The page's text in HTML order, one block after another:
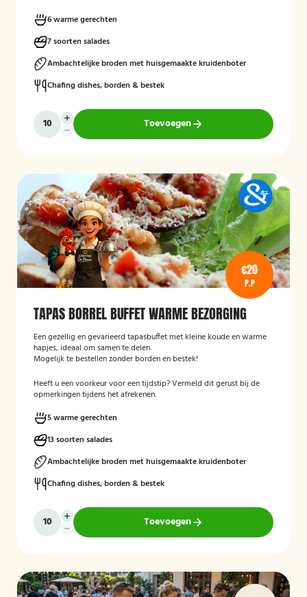
tijdens het afrekenen.heeft u nog vragen over bijvoorbeeld
dieetwensen neem dan gerust contact op.
6 warme gerechten
7 soorten salades
Ambachtelijke broden met huisgemaakte kruidenboter
Chafing dishes, borden & bestek
Toevoegen
€20
P.P
TAPAS BORREL BUFFET WARME BEZORGING
Een gezellig en gevarieerd tapasbuffet met kleine koude en warme
hapjes, ideaal om samen te delen.
Mogelijk te bestellen zonder borden en bestek!
Heeft u een voorkeur voor een tijdstip? Vermeld dit gerust bij de
opmerkingen tijdens het afrekenen.
5 warme gerechten
13 soorten salades
Ambachtelijke broden met huisgemaakte kruidenboter
Chafing dishes, borden & bestek
Toevoegen